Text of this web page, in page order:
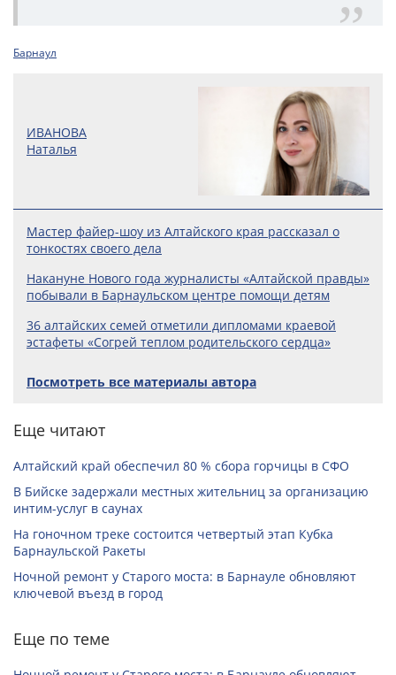
Барнаул
ИВАНОВА
Наталья
Мастер файер-шоу из Алтайского края рассказал о
тонкостях своего дела
Накануне Нового года журналисты «Алтайской правды»
побывали в Барнаульском центре помощи детям
36 алтайских семей отметили дипломами краевой
эстафеты «Согрей теплом родительского сердца»
Посмотреть все материалы автора
Еще читают
Алтайский край обеспечил 80 % сбора горчицы в СФО
В Бийске задержали местных жительниц за организацию
интим-услуг в саунах
На гоночном треке состоится четвертый этап Кубка
Барнаульской Ракеты
Ночной ремонт у Старого моста: в Барнауле обновляют
ключевой въезд в город
Еще по теме